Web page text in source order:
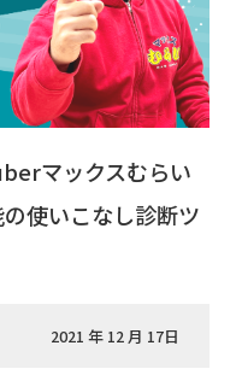
マックスむらい
使いこなし診断ツ
2021 年 12 月 17日